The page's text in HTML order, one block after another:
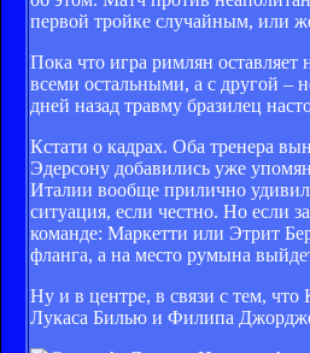
первой тройке случайным, или
Пока что игра римлян оставляет
всеми остальными, а с другой –
дней назад травму бразилец
Кстати о кадрах. Оба тренера
Эдерсону добавились уже
Италии вообще прилично
ситуация, если честно. Но если
команде: Маркетти или Этрит
фланга, а на место румына
Ну и в центре, в связи с тем,
Лукаса Билью и Филипа